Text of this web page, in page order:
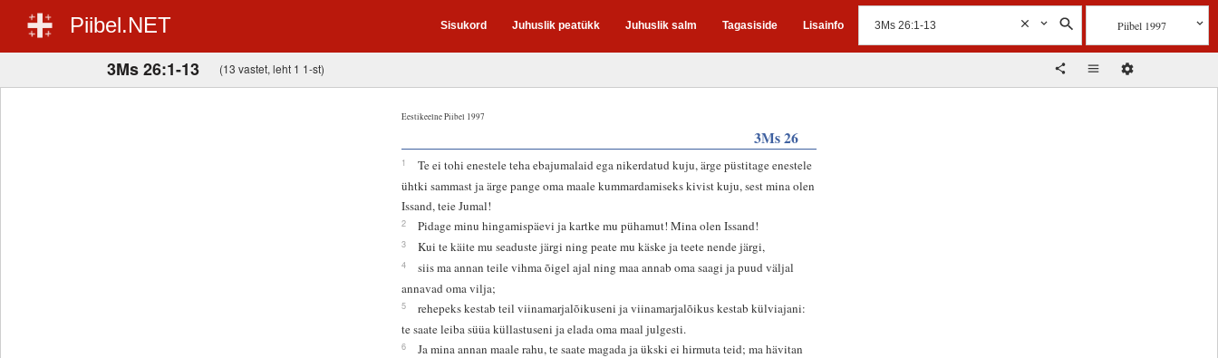
Piibel.NET Sisukord Juhuslik peatükk Juhuslik salm Tagasiside Lisainfo Piibel 1997
3Ms 26:1-13 (13 vastet, leht 1 1-st)
Eestikeelne Piibel 1997
3Ms 26
1
Te ei tohi enestele teha ebajumalaid ega nikerdatud kuju, ärge püstitage enestele
ühtki sammast ja ärge pange oma maale kummardamiseks kivist kuju, sest mina olen
Issand, teie Jumal!
2 Pidage minu hingamispäevi ja kartke mu pühamut! Mina olen Issand!
3 Kui te käite mu seaduste järgi ning peate mu käske ja teete nende järgi,
4
siis ma annan teile vihma õigel ajal ning maa annab oma saagi ja puud väljal
annavad oma vilja;
5
rehepeks kestab teil viinamarjalõikuseni ja viinamarjalõikus kestab külviajani:
te saate leiba süüa küllastuseni ja elada oma maal julgesti.
6
Ja mina annan maale rahu, te saate magada ja ükski ei hirmuta teid; ma hävitan